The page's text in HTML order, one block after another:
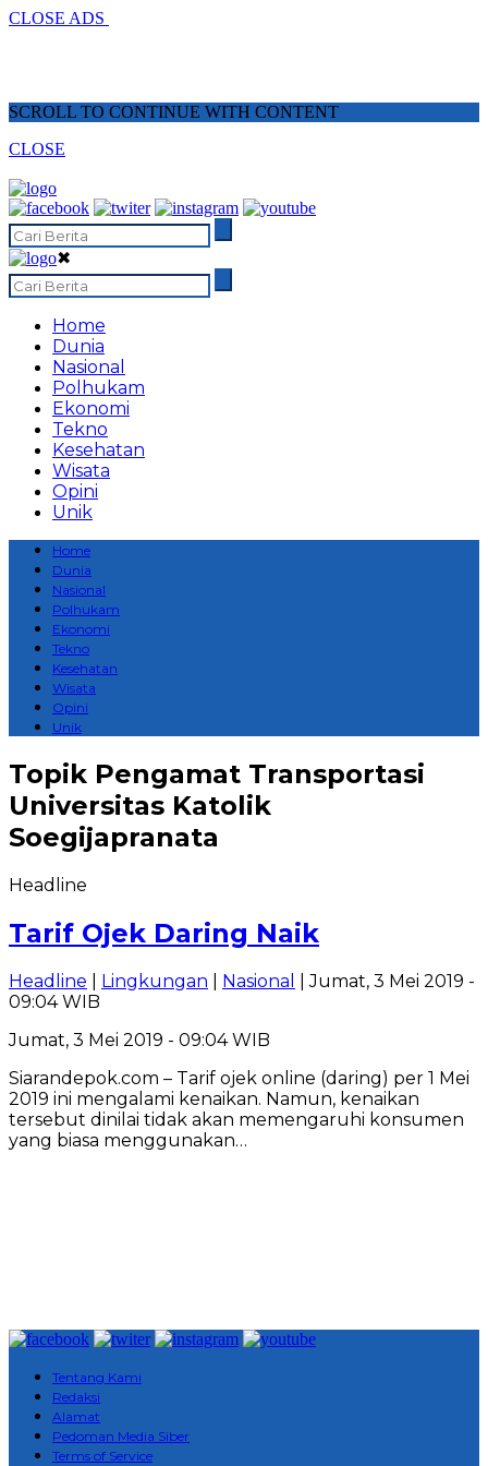
CLOSE ADS
SCROLL TO CONTINUE WITH CONTENT
CLOSE
✖
Home
Dunia
Nasional
Polhukam
Ekonomi
Tekno
Kesehatan
Wisata
Opini
Unik
Home
Dunia
Nasional
Polhukam
Ekonomi
Tekno
Kesehatan
Wisata
Opini
Unik
Topik Pengamat Transportasi
Universitas Katolik
Soegijapranata
Headline
Tarif Ojek Daring Naik
Headline Lingkungan Nasional
| Jumat, 3 Mei 2019 -
09:04 WIB
Jumat, 3 Mei 2019 - 09:04 WIB
Siarandepok.com – Tarif ojek online (daring) per 1 Mei
2019 ini mengalami kenaikan. Namun, kenaikan
tersebut dinilai tidak akan memengaruhi konsumen
yang biasa menggunakan…
Tentang Kami
Redaksi
Alamat
Pedoman Media Siber
Terms of Service